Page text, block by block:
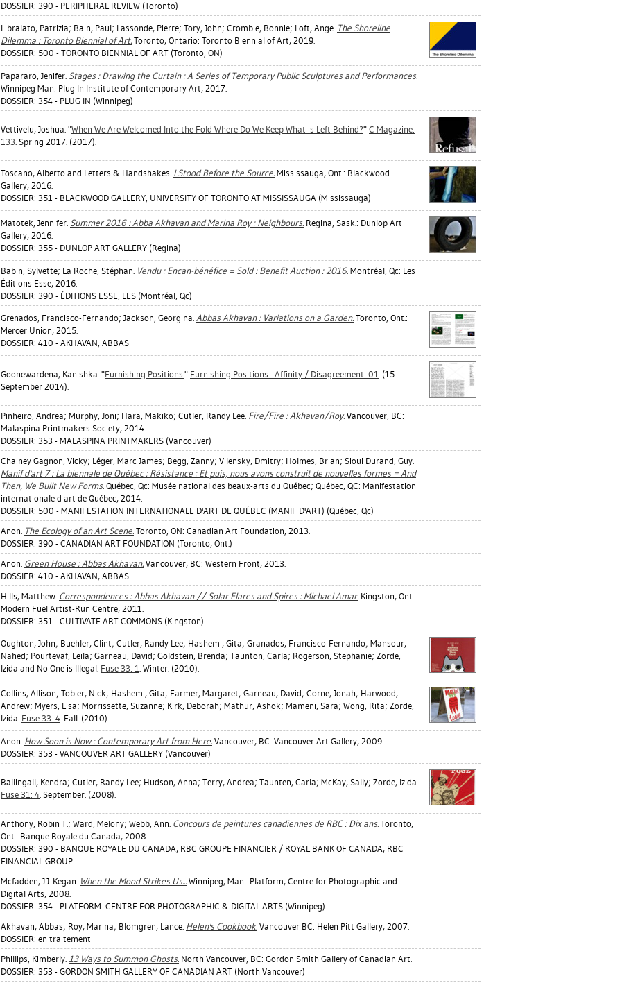
DOSSIER: 390 - PERIPHERAL REVIEW (Toronto)
Libralato, Patrizia; Bain, Paul; Lassonde, Pierre; Tory, John; Crombie, Bonnie; Loft, Ange. The Shoreline
Dilemma : Toronto Biennial of Art. Toronto, Ontario: Toronto Biennial of Art, 2019.
DOSSIER: 500 - TORONTO BIENNIAL OF ART (Toronto, ON)
Papararo, Jenifer. Stages : Drawing the Curtain : A Series of Temporary Public Sculptures and Performances.
Winnipeg Man: Plug In Institute of Contemporary Art, 2017.
DOSSIER: 354 - PLUG IN (Winnipeg)
Vettivelu, Joshua. "When We Are Welcomed Into the Fold Where Do We Keep What is Left Behind?" C Magazine:
133. Spring 2017. (2017).
Toscano, Alberto and Letters & Handshakes. I Stood Before the Source. Mississauga, Ont.: Blackwood
Gallery, 2016.
DOSSIER: 351 - BLACKWOOD GALLERY, UNIVERSITY OF TORONTO AT MISSISSAUGA (Mississauga)
Matotek, Jennifer. Summer 2016 : Abba Akhavan and Marina Roy : Neighbours. Regina, Sask.: Dunlop Art
Gallery, 2016.
DOSSIER: 355 - DUNLOP ART GALLERY (Regina)
Babin, Sylvette; La Roche, Stéphan. Vendu : Encan-bénéfice = Sold : Benefit Auction : 2016. Montréal, Qc: Les
Éditions Esse, 2016.
DOSSIER: 390 - ÉDITIONS ESSE, LES (Montréal, Qc)
Grenados, Francisco-Fernando; Jackson, Georgina. Abbas Akhavan : Variations on a Garden. Toronto, Ont.:
Mercer Union, 2015.
DOSSIER: 410 - AKHAVAN, ABBAS
Goonewardena, Kanishka. "Furnishing Positions." Furnishing Positions : Affinity / Disagreement: 01. (15
September 2014).
Pinheiro, Andrea; Murphy, Joni; Hara, Makiko; Cutler, Randy Lee. Fire/Fire : Akhavan/Roy. Vancouver, BC:
Malaspina Printmakers Society, 2014.
DOSSIER: 353 - MALASPINA PRINTMAKERS (Vancouver)
Chainey Gagnon, Vicky; Léger, Marc James; Begg, Zanny; Vilensky, Dmitry; Holmes, Brian; Sioui Durand, Guy.
Manif d'art 7 : La biennale de Québec : Résistance : Et puis, nous avons construit de nouvelles formes = And
Then, We Built New Forms. Québec, Qc: Musée national des beaux-arts du Québec; Québec, QC: Manifestation
internationale d art de Québec, 2014.
DOSSIER: 500 - MANIFESTATION INTERNATIONALE D'ART DE QUÉBEC (MANIF D'ART) (Québec, Qc)
Anon. The Ecology of an Art Scene. Toronto, ON: Canadian Art Foundation, 2013.
DOSSIER: 390 - CANADIAN ART FOUNDATION (Toronto, Ont.)
Anon. Green House : Abbas Akhavan. Vancouver, BC: Western Front, 2013.
DOSSIER: 410 - AKHAVAN, ABBAS
Hills, Matthew. Correspondences : Abbas Akhavan // Solar Flares and Spires : Michael Amar. Kingston, Ont.:
Modern Fuel Artist-Run Centre, 2011.
DOSSIER: 351 - CULTIVATE ART COMMONS (Kingston)
Oughton, John; Buehler, Clint; Cutler, Randy Lee; Hashemi, Gita; Granados, Francisco-Fernando; Mansour,
Nahed; Pourtevaf, Leila; Garneau, David; Goldstein, Brenda; Taunton, Carla; Rogerson, Stephanie; Zorde,
Izida and No One is Illegal. Fuse 33: 1. Winter. (2010).
Collins, Allison; Tobier, Nick; Hashemi, Gita; Farmer, Margaret; Garneau, David; Corne, Jonah; Harwood,
Andrew; Myers, Lisa; Morrissette, Suzanne; Kirk, Deborah; Mathur, Ashok; Mameni, Sara; Wong, Rita; Zorde,
Izida. Fuse 33: 4. Fall. (2010).
Anon. How Soon is Now : Contemporary Art from Here. Vancouver, BC: Vancouver Art Gallery, 2009.
DOSSIER: 353 - VANCOUVER ART GALLERY (Vancouver)
Ballingall, Kendra; Cutler, Randy Lee; Hudson, Anna; Terry, Andrea; Taunten, Carla; McKay, Sally; Zorde, Izida.
Fuse 31: 4. September. (2008).
Anthony, Robin T.; Ward, Melony; Webb, Ann. Concours de peintures canadiennes de RBC : Dix ans. Toronto,
Ont.: Banque Royale du Canada, 2008.
DOSSIER: 390 - BANQUE ROYALE DU CANADA, RBC GROUPE FINANCIER / ROYAL BANK OF CANADA, RBC
FINANCIAL GROUP
Mcfadden, J.J. Kegan. When the Mood Strikes Us... Winnipeg, Man.: Platform, Centre for Photographic and
Digital Arts, 2008.
DOSSIER: 354 - PLATFORM: CENTRE FOR PHOTOGRAPHIC & DIGITAL ARTS (Winnipeg)
Akhavan, Abbas; Roy, Marina; Blomgren, Lance. Helen's Cookbook. Vancouver BC: Helen Pitt Gallery, 2007.
DOSSIER: en traitement
Phillips, Kimberly. 13 Ways to Summon Ghosts. North Vancouver, BC: Gordon Smith Gallery of Canadian Art.
DOSSIER: 353 - GORDON SMITH GALLERY OF CANADIAN ART (North Vancouver)